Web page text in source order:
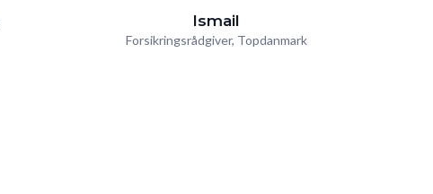
Ismail
Forsikringsrådgiver, Topdanmark